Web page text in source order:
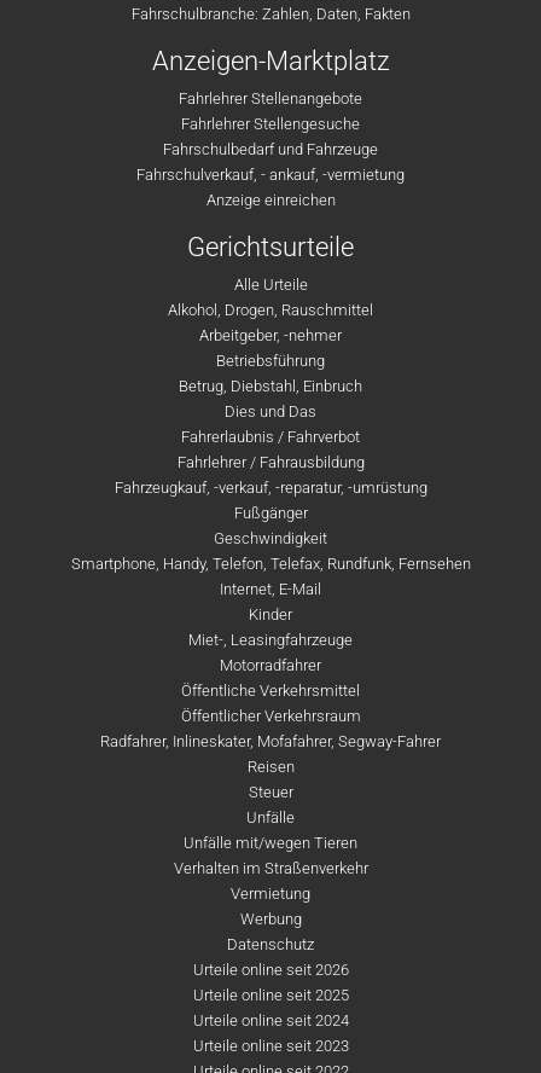
Fahrschulbranche: Zahlen, Daten, Fakten
Anzeigen-Marktplatz
Fahrlehrer Stellenangebote
Fahrlehrer Stellengesuche
Fahrschulbedarf und Fahrzeuge
Fahrschulverkauf, - ankauf, -vermietung
Anzeige einreichen
Gerichtsurteile
Alle Urteile
Alkohol, Drogen, Rauschmittel
Arbeitgeber, -nehmer
Betriebsführung
Betrug, Diebstahl, Einbruch
Dies und Das
Fahrerlaubnis / Fahrverbot
Fahrlehrer / Fahrausbildung
Fahrzeugkauf, -verkauf, -reparatur, -umrüstung
Fußgänger
Geschwindigkeit
Smartphone, Handy, Telefon, Telefax, Rundfunk, Fernsehen
Internet, E-Mail
Kinder
Miet-, Leasingfahrzeuge
Motorradfahrer
Öffentliche Verkehrsmittel
Öffentlicher Verkehrsraum
Radfahrer, Inlineskater, Mofafahrer, Segway-Fahrer
Reisen
Steuer
Unfälle
Unfälle mit/wegen Tieren
Verhalten im Straßenverkehr
Vermietung
Werbung
Datenschutz
Urteile online seit 2026
Urteile online seit 2025
Urteile online seit 2024
Urteile online seit 2023